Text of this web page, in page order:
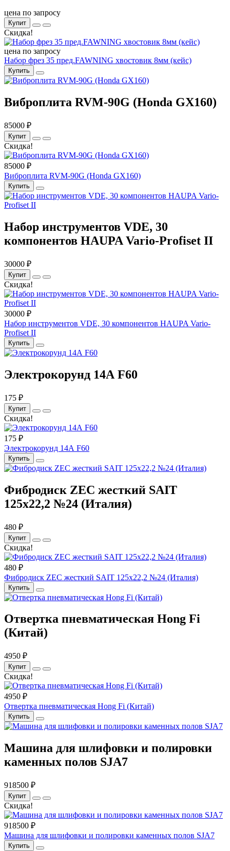
цена по запросу
Купит
Скидка!
цена по запросу
Набор фрез 35 пред.FAWNING хвостовик 8мм (кейс)
Купить
Виброплита RVM-90G (Honda GX160)
85000 ₽
Купит
Скидка!
85000 ₽
Виброплита RVM-90G (Honda GX160)
Купить
Набор инструментов VDE, 30
компонентов HAUPA Vario-Profiset II
30000 ₽
Купит
Скидка!
30000 ₽
Набор инструментов VDE, 30 компонентов HAUPA Vario-
Profiset II
Купить
Электрокорунд 14А F60
175 ₽
Купит
Скидка!
175 ₽
Электрокорунд 14А F60
Купить
Фибродиск ZEC жесткий SAIT
125х22,2 №24 (Италия)
480 ₽
Купит
Скидка!
480 ₽
Фибродиск ZEC жесткий SAIT 125х22,2 №24 (Италия)
Купить
Отвертка пневматическая Hong Fi
(Китай)
4950 ₽
Купит
Скидка!
4950 ₽
Отвертка пневматическая Hong Fi (Китай)
Купить
Машина для шлифовки и полировки
каменных полов SJA7
918500 ₽
Купит
Скидка!
918500 ₽
Машина для шлифовки и полировки каменных полов SJA7
Купить